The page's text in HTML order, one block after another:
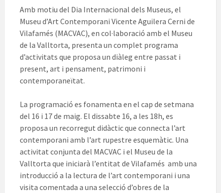
Amb motiu del Dia Internacional dels Museus, el
Museu d’Art Contemporani Vicente Aguilera Cerni de
Vilafamés (MACVAC), en col·laboració amb el Museu
de la Valltorta, presenta un complet programa
d’activitats que proposa un diàleg entre passat i
present, art i pensament, patrimoni i
contemporaneïtat.
La programació es fonamenta en el cap de setmana
del 16 i 17 de maig. El dissabte 16, a les 18h, es
proposa un recorregut didàctic que connecta l’art
contemporani amb l’art rupestre esquemàtic. Una
activitat conjunta del MACVAC i el Museu de la
Valltorta que iniciarà l’entitat de Vilafamés amb una
introducció a la lectura de l’art contemporani i una
visita comentada a una selecció d’obres de la